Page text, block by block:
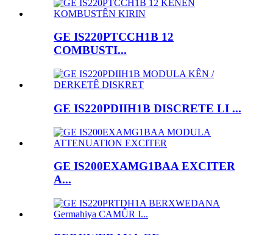
GE IS220PTCCH1B 12
COMBUSTI...
GE IS220PDIIH1B DISCRETE LI ...
GE IS200EXAMG1BAA EXCITER
A...